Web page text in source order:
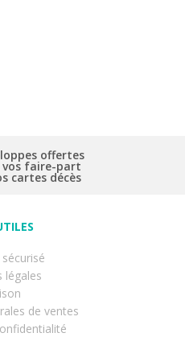
offertes
vos faire-part
cartes décès
légales
de ventes